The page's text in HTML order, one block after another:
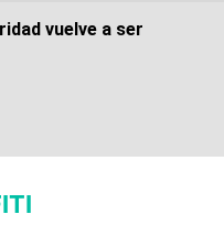
vuelve a ser